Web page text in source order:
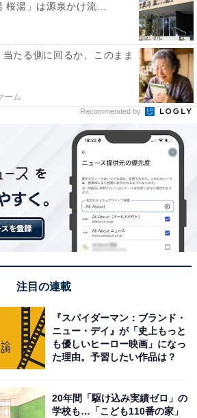
桜湯」は源泉かけ流...
当たる側に回るか、このまま
ーム
Recommended by
注目の連載
『スパイダーマン：ブランド・
ニュー・デイ』が「史上もっと
も優しいヒーロー映画」になっ
た理由。予習したい作品は？
20年間「駆け込み実績ゼロ」の
学校も…「こども110番の家」